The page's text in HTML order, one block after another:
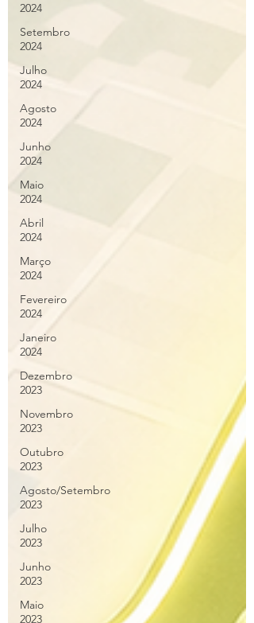
2024
Setembro
2024
Julho
2024
Agosto
2024
Junho
2024
Maio
2024
Abril
2024
Março
2024
Fevereiro
2024
Janeiro
2024
Dezembro
2023
Novembro
2023
Outubro
2023
Agosto/Setembro
2023
Julho
2023
Junho
2023
Maio
2023